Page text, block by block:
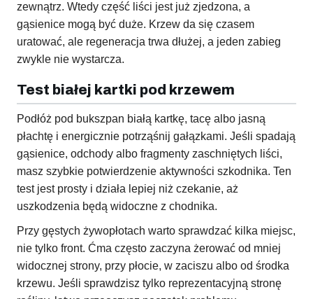
zewnątrz. Wtedy część liści jest już zjedzona, a
gąsienice mogą być duże. Krzew da się czasem
uratować, ale regeneracja trwa dłużej, a jeden zabieg
zwykle nie wystarcza.
Test białej kartki pod krzewem
Podłóż pod bukszpan białą kartkę, tacę albo jasną
płachtę i energicznie potrząśnij gałązkami. Jeśli spadają
gąsienice, odchody albo fragmenty zaschniętych liści,
masz szybkie potwierdzenie aktywności szkodnika. Ten
test jest prosty i działa lepiej niż czekanie, aż
uszkodzenia będą widoczne z chodnika.
Przy gęstych żywopłotach warto sprawdzać kilka miejsc,
nie tylko front. Ćma często zaczyna żerować od mniej
widocznej strony, przy płocie, w zaciszu albo od środka
krzewu. Jeśli sprawdzisz tylko reprezentacyjną stronę